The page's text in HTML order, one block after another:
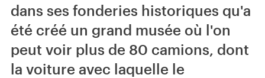
dans ses fonderies historiques qu'a
été créé un grand musée où l'on
peut voir plus de 80 camions, dont
la voiture avec laquelle le